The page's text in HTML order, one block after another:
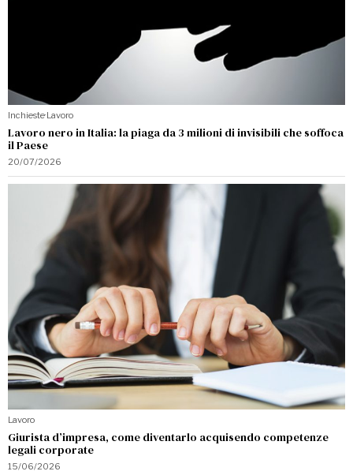
Inchieste·Lavoro
Lavoro nero in Italia: la piaga da 3 milioni di invisibili che soffoca
il Paese
20/07/2026
Lavoro
Giurista d’impresa, come diventarlo acquisendo competenze
legali corporate
15/06/2026